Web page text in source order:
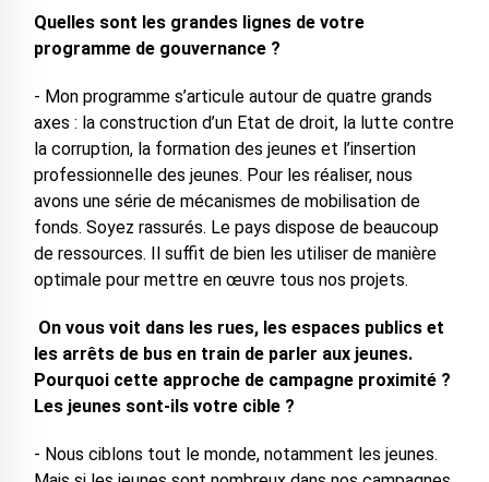
Quelles sont les grandes lignes de votre
programme de gouvernance ?
- Mon programme s’articule autour de quatre grands
axes : la construction d’un Etat de droit, la lutte contre
la corruption, la formation des jeunes et l’insertion
professionnelle des jeunes. Pour les réaliser, nous
avons une série de mécanismes de mobilisation de
fonds. Soyez rassurés. Le pays dispose de beaucoup
de ressources. Il suffit de bien les utiliser de manière
optimale pour mettre en œuvre tous nos projets.
On vous voit dans les rues, les espaces publics et
les arrêts de bus en train de parler aux jeunes.
Pourquoi cette approche de campagne proximité ?
Les jeunes sont-ils votre cible ?
- Nous ciblons tout le monde, notamment les jeunes.